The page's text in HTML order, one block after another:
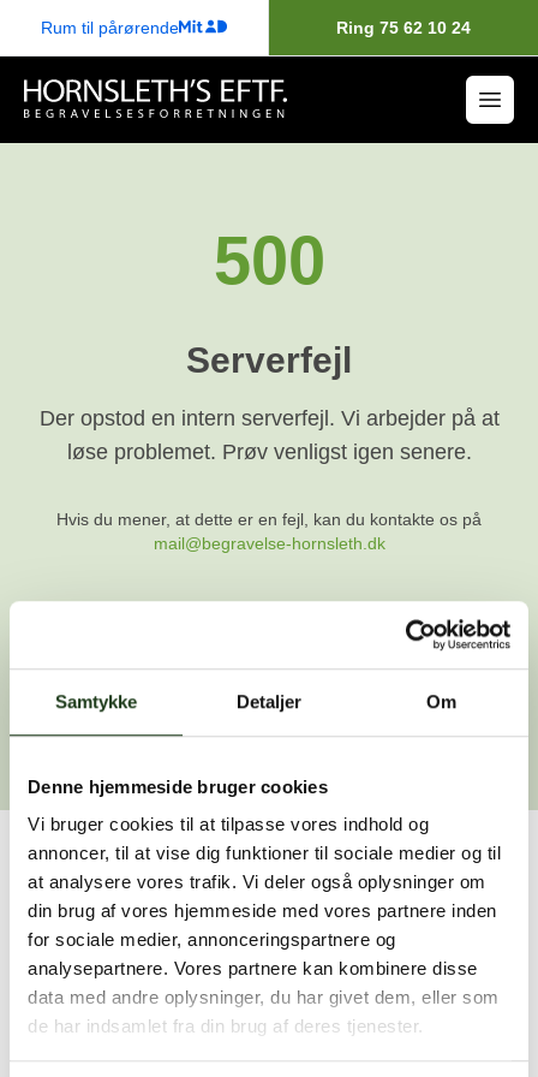
Samtykke Detaljer Om
Denne hjemmeside bruger cookies
Vi bruger cookies til at tilpasse vores indhold og
annoncer, til at vise dig funktioner til sociale medier og til
at analysere vores trafik. Vi deler også oplysninger om
din brug af vores hjemmeside med vores partnere inden
for sociale medier, annonceringspartnere og
analysepartnere. Vores partnere kan kombinere disse
data med andre oplysninger, du har givet dem, eller som
de har indsamlet fra din brug af deres tjenester.
Rum til pårørende Ring 75 62 10 24
500
Serverfejl
Der opstod en intern serverfejl. Vi arbejder på at
løse problemet. Prøv venligst igen senere.
Hvis du mener, at dette er en fejl, kan du kontakte os på
mail@begravelse-hornsleth.dk
Gå tilbage
Har du brug for hjælp?
Vi er her for at hjælpe dig. Du er velkommen til at kontakte
os, hvis du har spørgsmål eller brug for assistance.
59 45 10 14
Find nærmeste afdeling